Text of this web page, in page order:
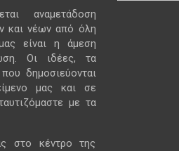
αναμετάδοση
και νέων από όλη
είναι η άμεση
Οι ιδέες, τα
δημοσιεύονται
μας και σε
με τα
στο κέντρο της